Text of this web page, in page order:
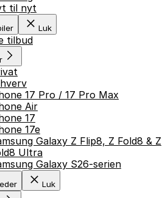
til nyt
Luk
tilbud
17 Pro / 17 Pro Max
Air
17
17e
Galaxy Z Flip8, Z Fold8 & Z
Ultra
Galaxy S26-serien
Luk